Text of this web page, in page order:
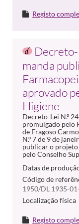
Registo
manda
aprovado
Higiene
Decreto-Lei N.º
promulgado pelo
de Fragoso
N.º 7 de 9 de
publicar o projeto
pelo Conselho
Datas de
Código de
1950/DL 1935-
Localização física
Registo